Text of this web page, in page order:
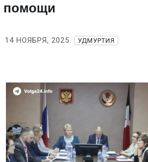
помощи
14 НОЯБРЯ, 2025 УДМУРТИЯ